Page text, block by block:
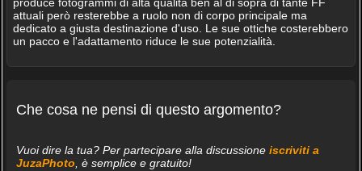
attuali però resterebbe a ruolo non di corpo principale ma
dedicato a giusta destinazione d'uso. Le sue ottiche costerebbero
un pacco e l'adattamento riduce le sue potenzialità.
Che cosa ne pensi di questo argomento?
Vuoi dire la tua? Per partecipare alla discussione iscriviti a
JuzaPhoto , è semplice e gratuito!